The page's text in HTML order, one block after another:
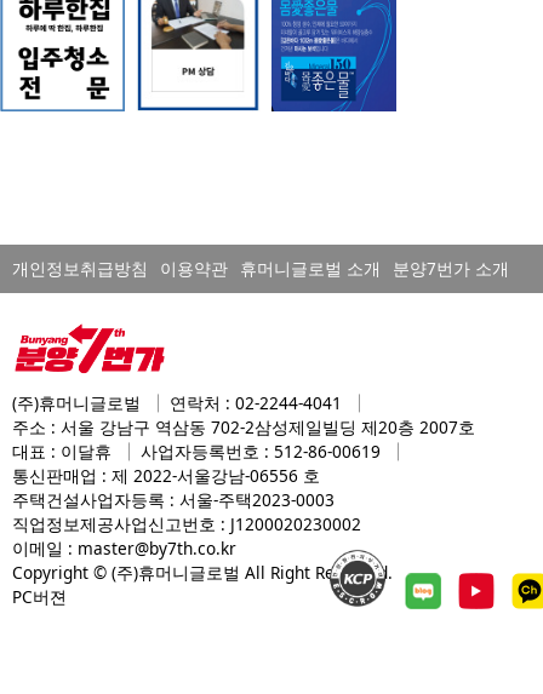
개인정보취급방침 이용약관 휴머니글로벌 소개 분양7번가 소개
(주)휴머니글로벌
연락처 : 02-2244-4041
주소 : 서울 강남구 역삼동 702-2삼성제일빌딩 제20층 2007호
대표 : 이달휴
사업자등록번호 : 512-86-00619
통신판매업 : 제 2022-서울강남-06556 호
주택건설사업자등록 : 서울-주택2023-0003
직업정보제공사업신고번호 : J1200020230002
이메일 : master@by7th.co.kr
Copyright © (주)휴머니글로벌 All Right Reserved.
PC버젼